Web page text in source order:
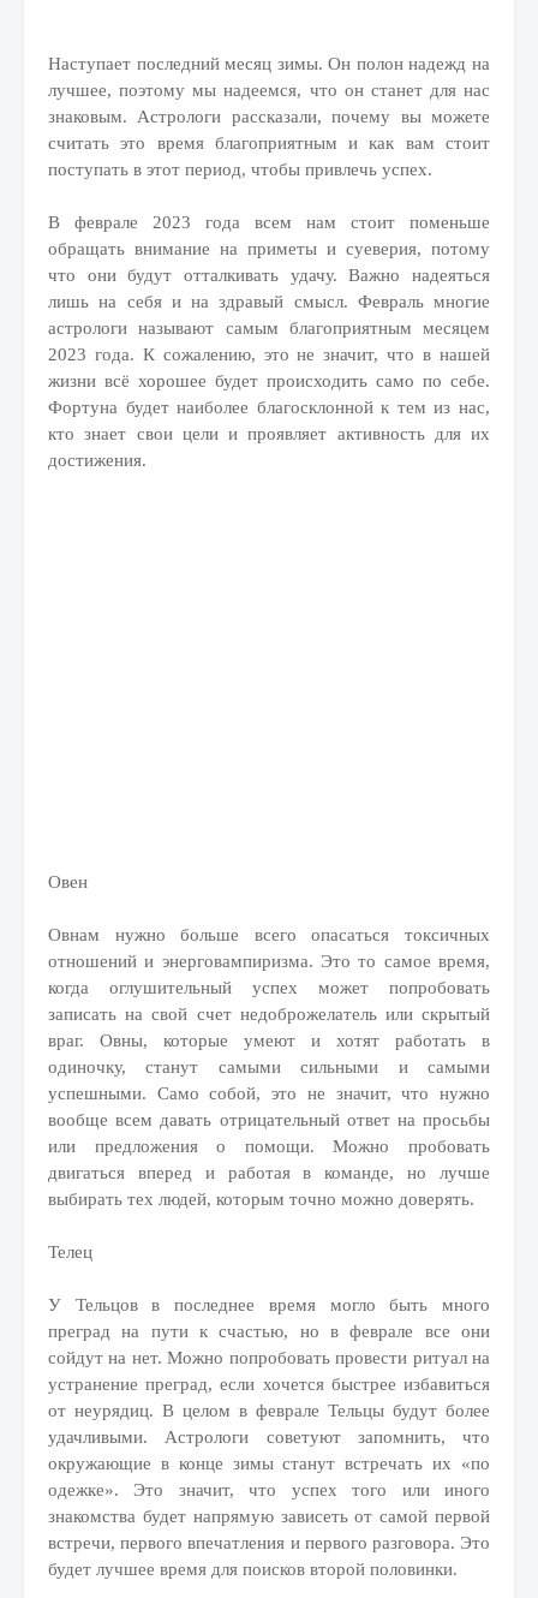
Наступает последний месяц зимы. Он полон надежд на
лучшее, поэтому мы надеемся, что он станет для нас
знаковым. Астрологи рассказали, почему вы можете
считать это время благоприятным и как вам стоит
поступать в этот период, чтобы привлечь успех.
В феврале 2023 года всем нам стоит поменьше
обращать внимание на приметы и суеверия, потому
что они будут отталкивать удачу. Важно надеяться
лишь на себя и на здравый смысл. Февраль многие
астрологи называют самым благоприятным месяцем
2023 года. К сожалению, это не значит, что в нашей
жизни всё хорошее будет происходить само по себе.
Фортуна будет наиболее благосклонной к тем из нас,
кто знает свои цели и проявляет активность для их
достижения.
Овен
Овнам нужно больше всего опасаться токсичных
отношений и энерговампиризма. Это то самое время,
когда оглушительный успех может попробовать
записать на свой счет недоброжелатель или скрытый
враг. Овны, которые умеют и хотят работать в
одиночку, станут самыми сильными и самыми
успешными. Само собой, это не значит, что нужно
вообще всем давать отрицательный ответ на просьбы
или предложения о помощи. Можно пробовать
двигаться вперед и работая в команде, но лучше
выбирать тех людей, которым точно можно доверять.
Телец
У Тельцов в последнее время могло быть много
преград на пути к счастью, но в феврале все они
сойдут на нет. Можно попробовать провести ритуал на
устранение преград, если хочется быстрее избавиться
от неурядиц. В целом в феврале Тельцы будут более
удачливыми. Астрологи советуют запомнить, что
окружающие в конце зимы станут встречать их «по
одежке». Это значит, что успех того или иного
знакомства будет напрямую зависеть от самой первой
встречи, первого впечатления и первого разговора. Это
будет лучшее время для поисков второй половинки.